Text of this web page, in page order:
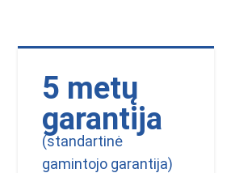
5 metų
garantija
(standartinė
gamintojo garantija)